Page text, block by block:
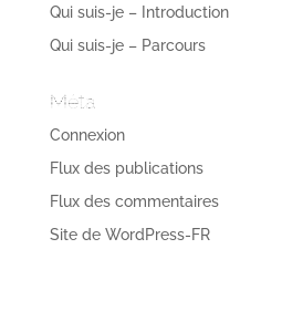
Qui suis-je – Introduction
Qui suis-je – Parcours
Méta
Connexion
Flux des publications
Flux des commentaires
Site de WordPress-FR